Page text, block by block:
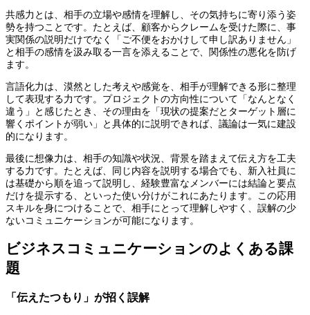
共感力とは、相手の立場や感情を理解し、その気持ちに寄り添う姿
勢を持つことです。たとえば、顧客からクレームを受けた際に、事
実関係の説明だけでなく「ご不便をおかけして申し訳ありません」
と相手の感情を汲み取る一言を添えることで、関係性の悪化を防げ
ます。
言語化力は、漠然とした考えや感覚を、相手が理解できる形に整理
して表現する力です。プロジェクトの方向性について「なんとなく
違う」と感じたとき、その理由を「現状の提案だとターゲット層に
響くポイントが弱い」と具体的に説明できれば、議論は一気に建設
的になります。
最後に想像力は、相手の知識や状況、背景を踏まえて伝え方を工夫
する力です。たとえば、同じ内容を説明する場合でも、新入社員に
は基礎から順を追って説明し、経験豊富なメンバーには結論と要点
だけを提示する、といった使い分けがこれにあたります。この応用
スキルを身につけることで、相手にとって理解しやすく、誤解の少
ないコミュニケーションが可能になります。
ビジネスコミュニケーションのよくある課
題
「伝えたつもり」が招く誤解